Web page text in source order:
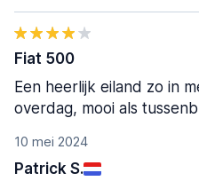
10 mei 2024
Patrick S.
Fiat 500
Een heerlijk eiland zo in
overdag, mooi als